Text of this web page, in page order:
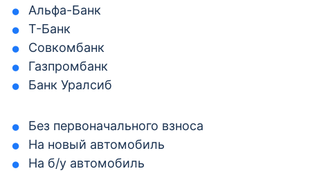
Альфа-Банк
Т-Банк
Совкомбанк
Газпромбанк
Банк Уралсиб
Без первоначального взноса
На новый автомобиль
На б/у автомобиль